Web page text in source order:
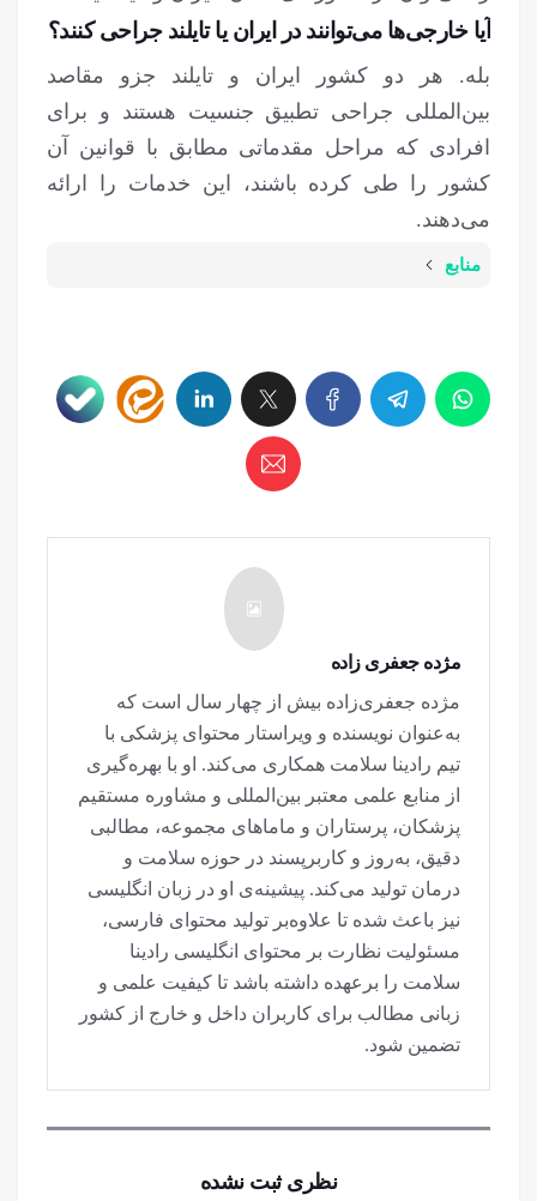
آیا خارجی‌ها می‌توانند در ایران یا تایلند جراحی کنند؟
بله. هر دو کشور ایران و تایلند جزو مقاصد
بین‌المللی جراحی تطبیق جنسیت هستند و برای
افرادی که مراحل مقدماتی مطابق با قوانین آن
کشور را طی کرده باشند، این خدمات را ارائه
می‌دهند.
منابع
مژده جعفری زاده
مژده جعفری‌زاده بیش از چهار سال است که
به‌عنوان نویسنده و ویراستار محتوای پزشکی با
تیم رادینا سلامت همکاری می‌کند. او با بهره‌گیری
از منابع علمی معتبر بین‌المللی و مشاوره مستقیم
پزشکان، پرستاران و ماماهای مجموعه، مطالبی
دقیق، به‌روز و کاربرپسند در حوزه سلامت و
درمان تولید می‌کند. پیشینه‌ی او در زبان انگلیسی
نیز باعث شده تا علاوه‌بر تولید محتوای فارسی،
مسئولیت نظارت بر محتوای انگلیسی رادینا
سلامت را برعهده داشته باشد تا کیفیت علمی و
زبانی مطالب برای کاربران داخل و خارج از کشور
تضمین شود.
نظری ثبت نشده